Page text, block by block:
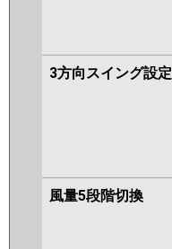
3方向スイング設定
風量5段階切換